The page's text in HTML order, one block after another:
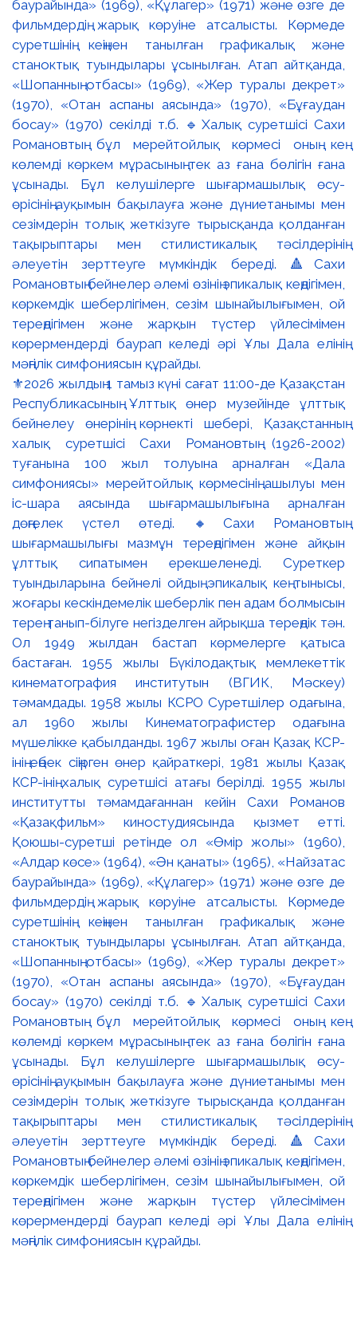
⚜️2026 жылдың 1 тамыз күні сағат 11:00-де Қазақстан
Республикасының Ұлттық өнер музейінде ұлттық
бейнелеу өнерінің көрнекті шебері, Қазақстанның
халық суретшісі Сахи Романовтың (1926-2002)
туғанына 100 жыл толуына арналған «Дала
симфониясы» мерейтойлық көрмесінің ашылуы мен
іс-шара аясында шығармашылығына арналған
дөңгелек үстел өтеді. 🔸Сахи Романовтың
шығармашылығы мазмұн тереңдігімен және айқын
ұлттық сипатымен ерекшеленеді. Суреткер
туындыларына бейнелі ойдың эпикалық кең тынысы,
жоғары кескіндемелік шеберлік пен адам болмысын
терең танып-білуге негізделген айрықша тереңдік тән.
Ол 1949 жылдан бастап көрмелерге қатыса
бастаған. 1955 жылы Бүкілодақтық мемлекеттік
кинематография институтын (ВГИК, Мәскеу)
тәмамдады. 1958 жылы КСРО Суретшілер одағына,
ал 1960 жылы Кинематографистер одағына
мүшелікке қабылданды. 1967 жылы оған Қазақ КСР-
інің еңбек сіңірген өнер қайраткері, 1981 жылы Қазақ
КСР-інің халық суретшісі атағы берілді. 1955 жылы
институтты тәмамдағаннан кейін Сахи Романов
«Қазақфильм» киностудиясында қызмет етті.
Қоюшы-суретші ретінде ол «Өмір жолы» (1960),
«Алдар көсе» (1964), «Ән қанаты» (1965), «Найзатас
баурайында» (1969), «Құлагер» (1971) және өзге де
фильмдердің жарық көруіне атсалысты. Көрмеде
суретшінің кеңінен танылған графикалық және
станоктық туындылары ұсынылған. Атап айтқанда,
«Шопанның отбасы» (1969), «Жер туралы декрет»
(1970), «Отан аспаны аясында» (1970), «Бұғаудан
босау» (1970) секілді т.б. 🔹Халық суретшісі Сахи
Романовтың бұл мерейтойлық көрмесі оның кең
көлемді көркем мұрасының тек аз ғана бөлігін ғана
ұсынады. Бұл келушілерге шығармашылық өсу-
өрісінің ауқымын бақылауға және дүниетанымы мен
сезімдерін толық жеткізуге тырысқанда қолданған
тақырыптары мен стилистикалық тәсілдерінің
әлеуетін зерттеуге мүмкіндік береді. 🔺Сахи
Романовтың бейнелер әлемі өзінің эпикалық кеңдігімен,
көркемдік шеберлігімен, сезім шынайылығымен, ой
тереңдігімен және жарқын түстер үйлесімімен
көрермендерді баурап келеді әрі Ұлы Дала елінің
мәңгілік симфониясын құрайды.